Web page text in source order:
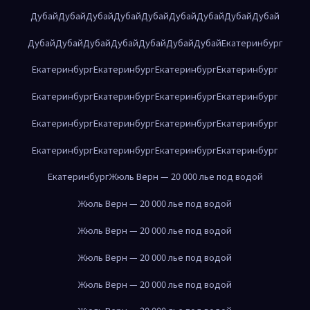
ДубайДубайДубайДубайДубайДубайДубайДубайДубай
ДубайДубайДубайДубайДубайДубайДубайЕкатеринбург
ЕкатеринбургЕкатеринбургЕкатеринбургЕкатеринбург
ЕкатеринбургЕкатеринбургЕкатеринбургЕкатеринбург
ЕкатеринбургЕкатеринбургЕкатеринбургЕкатеринбург
ЕкатеринбургЕкатеринбургЕкатеринбургЕкатеринбург
ЕкатеринбургЖюль Верн — 20 000 лье под водой
Жюль Верн — 20 000 лье под водой
Жюль Верн — 20 000 лье под водой
Жюль Верн — 20 000 лье под водой
Жюль Верн — 20 000 лье под водой